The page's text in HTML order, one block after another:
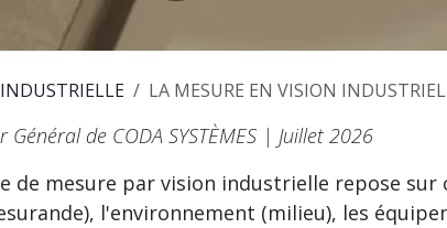
LA MESURE EN VISION INDUSTRIELLE : LES
de CODA SYSTÈMES | Juillet 2026
de mesure par vision industrielle repose sur
l'environnement (milieu), les